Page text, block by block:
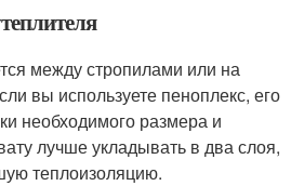
между стропилами или на
вы используете пеноплекс, его
необходимого размера и
лучше укладывать в два слоя,
теплоизоляцию.